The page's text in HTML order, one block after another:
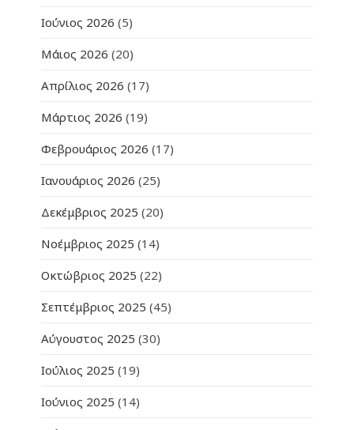
Ιούνιος 2026 (5)
Μάιος 2026 (20)
Απρίλιος 2026 (17)
Μάρτιος 2026 (19)
Φεβρουάριος 2026 (17)
Ιανουάριος 2026 (25)
Δεκέμβριος 2025 (20)
Νοέμβριος 2025 (14)
Οκτώβριος 2025 (22)
Σεπτέμβριος 2025 (45)
Αύγουστος 2025 (30)
Ιούλιος 2025 (19)
Ιούνιος 2025 (14)